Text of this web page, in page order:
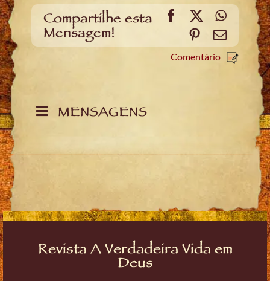
Compartilhe esta
Mensagem!
Facebook
X
PinterestEmail
Comentário
MENSAGENS
Revista A Verdadeira Vida em
Deus